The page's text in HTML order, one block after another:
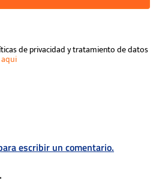
de privacidad y tratamiento de datos
escribir un comentario.